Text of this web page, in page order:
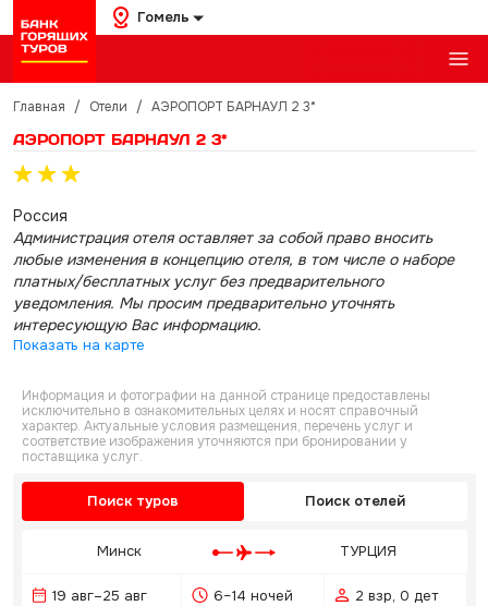
Гомель
Главная / Отели / АЭРОПОРТ БАРНАУЛ 2 3*
АЭРОПОРТ БАРНАУЛ 2 3*
Россия
Администрация отеля оставляет за собой право вносить
любые изменения в концепцию отеля, в том числе о наборе
платных/бесплатных услуг без предварительного
уведомления. Мы просим предварительно уточнять
интересующую Вас информацию.
Показать на карте
Информация и фотографии на данной странице предоставлены
исключительно в ознакомительных целях и носят справочный
характер. Актуальные условия размещения, перечень услуг и
соответствие изображения уточняются при бронировании у
поставщика услуг.
Поиск туров Поиск отелей
Минск ТУРЦИЯ
19 авг–25 авг 6–14 ночей 2 взр, 0 дет